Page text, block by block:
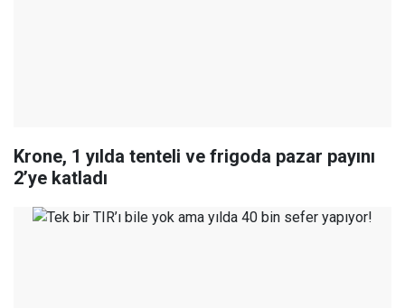
Krone, 1 yılda tenteli ve frigoda pazar payını
2’ye katladı